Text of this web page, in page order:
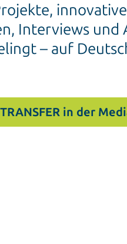
Interviews und
– auf
TRANSFER in der